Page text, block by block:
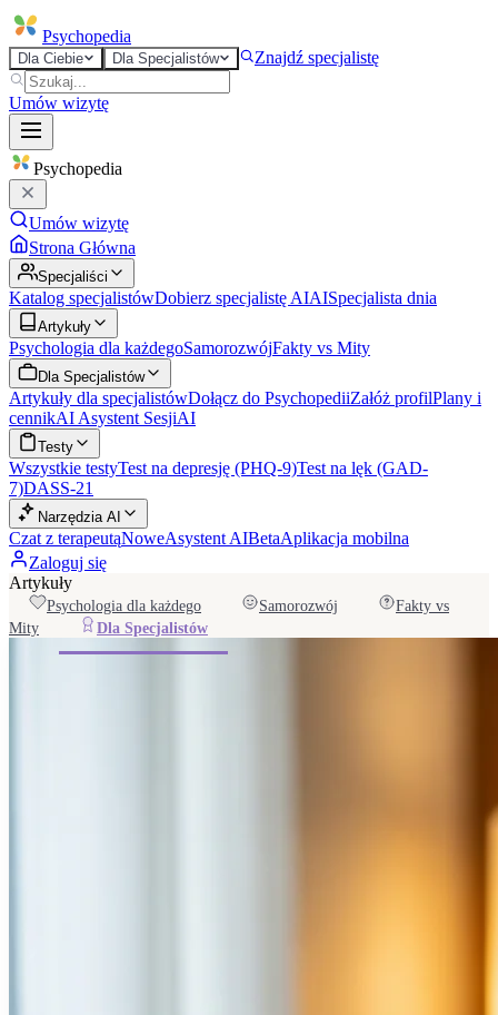
Psychopedia
Dla Ciebie Dla Specjalistów Znajdź specjalistę
Umów wizytę
Psychopedia
Umów wizytę
Strona Główna
Specjaliści
Katalog specjalistówDobierz specjalistę AIAISpecjalista dnia
Artykuły
Psychologia dla każdegoSamorozwójFakty vs Mity
Dla Specjalistów
Artykuły dla specjalistówDołącz do PsychopediiZałóż profilPlany i
cennikAI Asystent SesjiAI
Testy
Wszystkie testyTest na depresję (PHQ-9)Test na lęk (GAD-
7)DASS-21
Narzędzia AI
Czat z terapeutąNoweAsystent AIBetaAplikacja mobilna
Zaloguj się
Artykuły
Psychologia dla każdego Samorozwój
Fakty vs
Mity
Dla Specjalistów